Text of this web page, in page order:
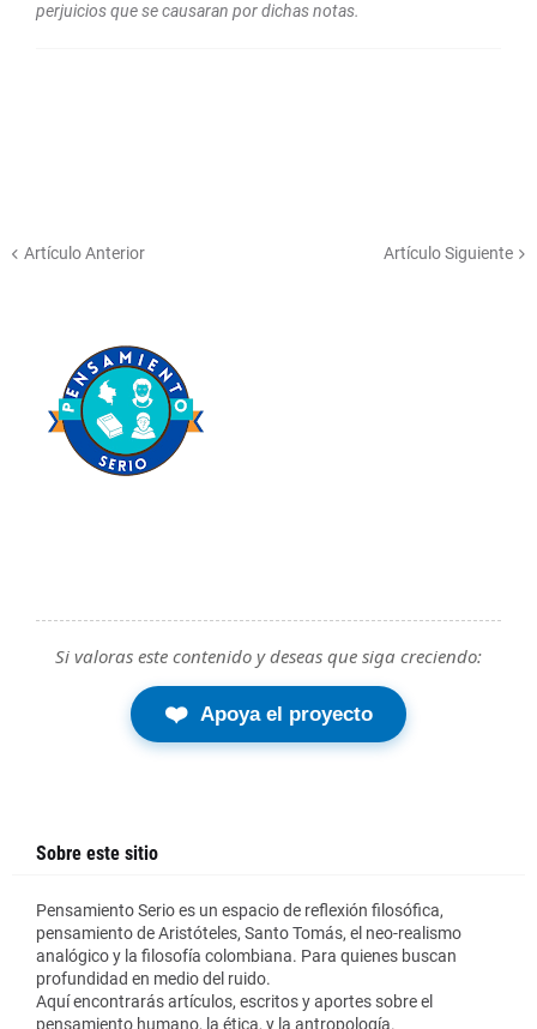
perjuicios que se causaran por dichas notas.
Artículo Anterior Artículo Siguiente
Si valoras este contenido y deseas que siga creciendo:
❤️ Apoya el proyecto
Sobre este sitio
Pensamiento Serio es un espacio de reflexión filosófica,
pensamiento de Aristóteles, Santo Tomás, el neo-realismo
analógico y la filosofía colombiana. Para quienes buscan
profundidad en medio del ruido.
Aquí encontrarás artículos, escritos y aportes sobre el
pensamiento humano, la ética, y la antropología.